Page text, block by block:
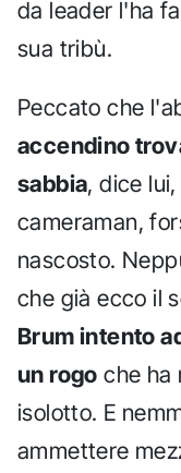
da leader l'ha
sua tribù.
Peccato che
accendino
sabbia, dice
cameraman,
nascosto.
che già ecco il
Brum intento
un rogo che ha
isolotto. E
ammettere